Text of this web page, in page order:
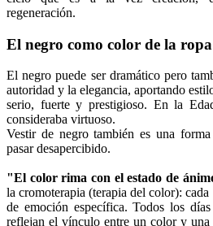
regeneración.
El negro como color de la
El negro puede ser dramático pero
autoridad y la elegancia, aportando
serio, fuerte y prestigioso. En la
consideraba virtuoso.
Vestir de negro también es una
pasar desapercibido.
"El color rima con el estado de
la cromoterapia (terapia del color):
de emoción específica. Todos los
reflejan el vínculo entre un color y una